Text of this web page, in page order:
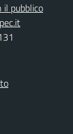
il pubblico